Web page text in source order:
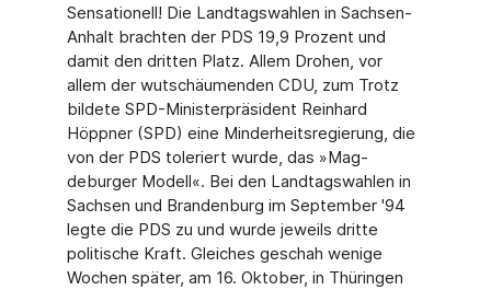
Sensationell! Die Landtagswahlen in Sach­sen-
Anhalt brachten der PDS 19,9 Prozent und
damit den dritten Platz. Allem Drohen, vor
allem der wutschäumenden CDU, zum Trotz
bildete SPD-Ministerpräsident Reinhard
Höppner (SPD) eine Minderheitsregierung, die
von der PDS toleriert wurde, das »Mag­
deburger Modell«. Bei den Landtagswahlen in
Sachsen und Brandenburg im September '94
legte die PDS zu und wurde jeweils dritte
politische Kraft. Gleiches geschah wenige
Wochen später, am 16. Oktober, in Thüringen